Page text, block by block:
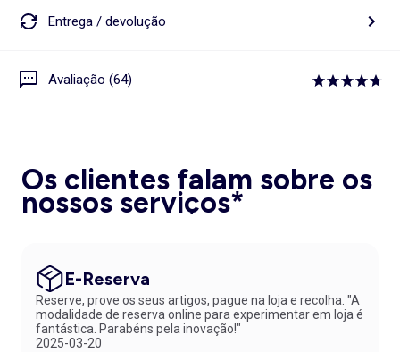
Entrega / devolução
Avaliação (64)
Os clientes falam sobre os
nossos serviços*
E-Reserva
Reserve, prove os seus artigos, pague na loja e recolha. "A
modalidade de reserva online para experimentar em loja é
fantástica. Parabéns pela inovação!"
2025-03-20